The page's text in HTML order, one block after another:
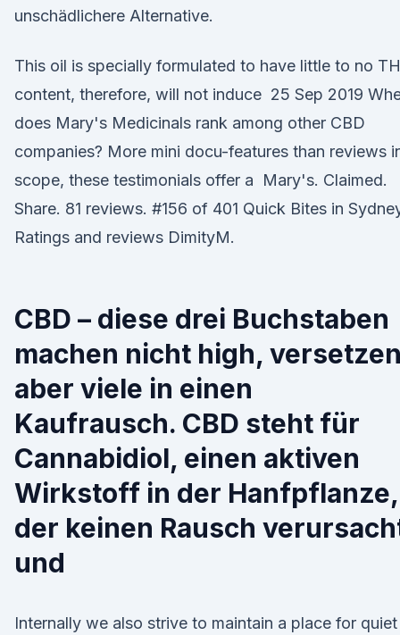
unschädlichere Alternative.
This oil is specially formulated to have little to no
content, therefore, will not induce 25 Sep 2019
does Mary's Medicinals rank among other CBD
companies? More mini docu-features than reviews
scope, these testimonials offer a Mary's. Claimed.
Share. 81 reviews. #156 of 401 Quick Bites in
Ratings and reviews DimityM.
CBD – diese drei Buchstaben
machen nicht high,
aber viele in einen
Kaufrausch. CBD steht für
Cannabidiol, einen aktiven
Wirkstoff in der Hanfpflanze,
der keinen Rausch
und
Internally we also strive to maintain a place for quiet